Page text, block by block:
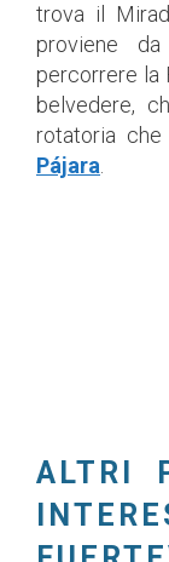
trova il
proviene
percorrere la
belvedere,
rotatoria che
Pájara.
ALTRI